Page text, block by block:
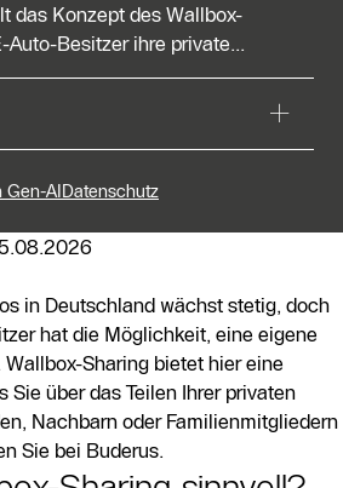
das Konzept des Wallbox-
Auto-Besitzer ihre private...
Auto-Besitzer ihre private
Nachbarn oder
können. Dies ist besonders
in denen mehrere E-Auto-
wohnen, aber nicht jeder eine
kann. Wallbox-Sharing
und eine effizientere
Infrastruktur.
geeignete Standorte für das
wie Mehrfamilienhäuser oder
und hebt die Vorteile
und ökologische
Gen-AIDatenschutz
in Deutschland wächst stetig, doch
hat die Möglichkeit, eine eigene
Sharing bietet hier eine
Sie über das Teilen Ihrer privaten
Nachbarn oder Familienmitgliedern
Sie bei Buderus.